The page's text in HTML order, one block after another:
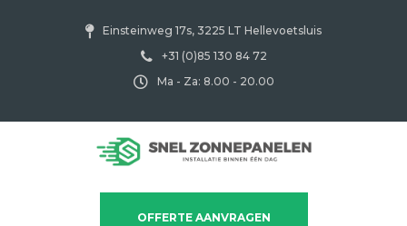
Einsteinweg 17s, 3225 LT Hellevoetsluis
+31 (0)85 130 84 72
Ma - Za: 8.00 - 20.00
OFFERTE AANVRAGEN